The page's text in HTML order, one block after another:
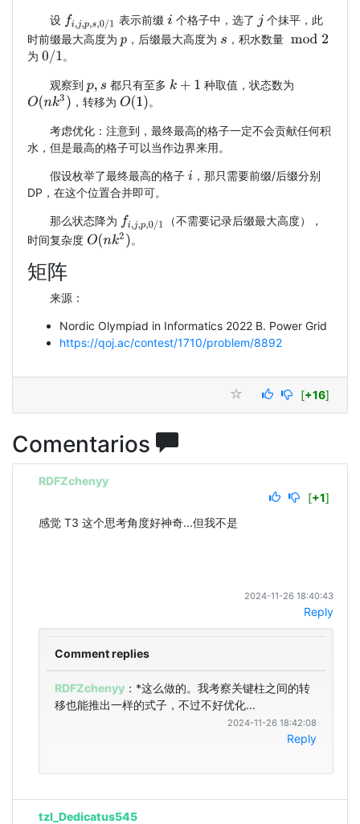
设 fi,j ,p, s, 0/1 表示前缀i 个格子中，选了 j 个抹平，此
时前缀最大高度为 p ，后缀最大高度为 s ，积水数量 mod2
为 0/1 。
观察到 p,s 都只有至多 k+1
种取值，状态数为
O(nk3) ，转移为 O(1) 。
考虑优化：注意到，最终最高的格子一定不会贡献任何积
水，但是最高的格子可以当作边界来用。
假设枚举了最终最高的格子 i，那只需要前缀/后缀分别
DP，在这个位置合并即可。
那么状态降为 fi,j ,p, 0/1
（不需要记录后缀最大高度），
时间复杂度 O(nk2) 。
矩阵
来源：
Nordic Olympiad in Informatics 2022 B. Power Grid
https://qoj.ac/contest/1710/problem/8892
[+16]
Comentarios
RDFZchenyy
[+1]
感觉 T3 这个思考角度好神奇...但我不是
2024-11-26 18:40:43
Reply
Comment replies
RDFZchenyy ：*这么做的。我考察关键柱之间的转
移也能推出一样的式子，不过不好优化...
2024-11-26 18:42:08
Reply
tzl_Dedicatus545